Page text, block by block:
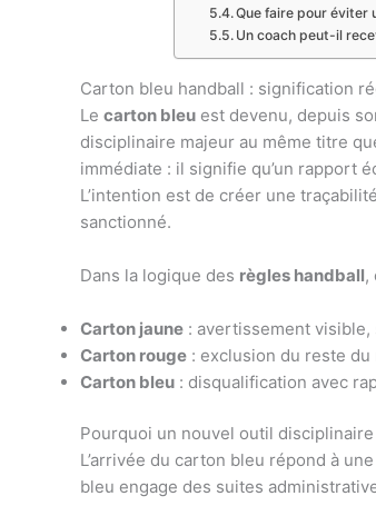
Que faire pour éviter
Un coach peut-il
Carton bleu handball : signification
Le carton bleu est devenu, depuis
disciplinaire majeur au même titre
immédiate : il signifie qu’un rapport
L’intention est de créer une
sanctionné.
Dans la logique des règles handball,
Carton jaune : avertissement
Carton rouge : exclusion du reste du
Carton bleu : disqualification avec
Pourquoi un nouvel outil disciplinaire
L’arrivée du carton bleu répond à
bleu engage des suites